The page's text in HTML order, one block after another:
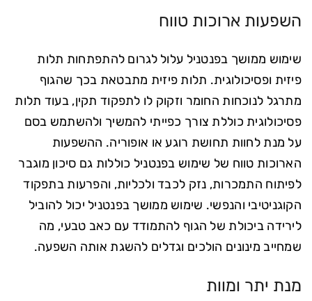
השפעות ארוכות טווח
שימוש ממושך בפנטניל עלול לגרום להתפתחות תלות
פיזית ופסיכולוגית. תלות פיזית מתבטאת בכך שהגוף
מתרגל לנוכחות החומר וזקוק לו לתפקוד תקין, בעוד תלות
פסיכולוגית כוללת צורך כפייתי להמשיך ולהשתמש בסם
על מנת לחוות תחושת רוגע או אופוריה. ההשפעות
הארוכות טווח של שימוש בפנטניל כוללות גם סיכון מוגבר
לפיתוח התמכרות, נזק לכבד ולכליות, והפרעות בתפקוד
הקוגניטיבי והנפשי. שימוש ממושך בפנטניל יכול להוביל
לירידה ביכולת של הגוף להתמודד עם כאב טבעי, מה
שמחייב מינונים הולכים וגדלים להשגת אותה השפעה.
מנת יתר ומוות